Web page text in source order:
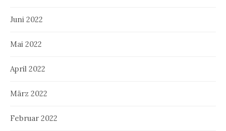
Juni 2022
Mai 2022
April 2022
März 2022
Februar 2022